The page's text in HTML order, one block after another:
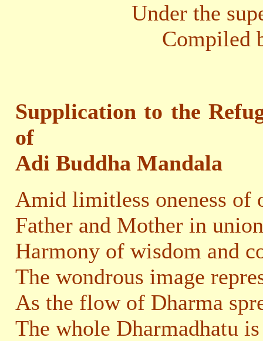
Under the
Compiled
Supplication to the
of
Adi Buddha Mandala
Amid limitless oneness of
Father and Mother in
Harmony of wisdom and
The wondrous image
As the flow of Dharma
The whole Dharmadhatu